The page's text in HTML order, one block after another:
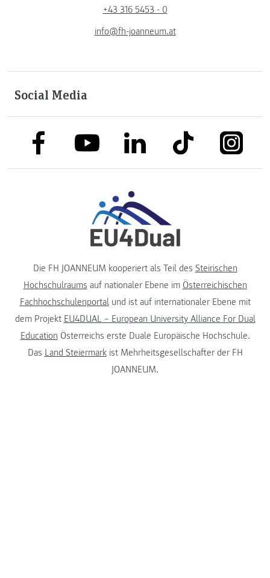
+43 316 5453 - 0
info@fh-joanneum.at
Social Media
link to facebooklink to youtubelink to linkedinlink to tiktok link to
Die FH JOANNEUM kooperiert als Teil des Steirischen
Hochschulraums auf nationaler Ebene im Österreichischen
Fachhochschulenportalund ist auf internationaler Ebene mit
dem Projekt EU4DUAL – European University Alliance For Dual
Education Österreichs erste Duale Europäische Hochschule.
Das Land Steiermarkist Mehrheitsgesellschafter der FH
JOANNEUM.